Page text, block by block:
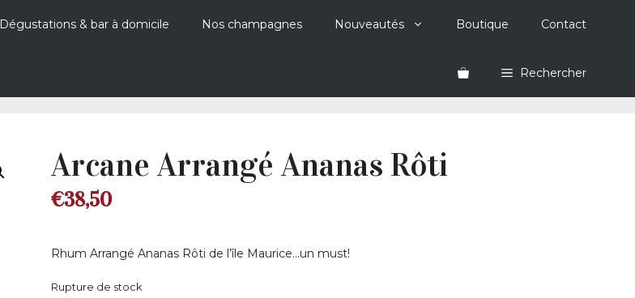
Dégustations & bar à domicile Nos champagnes Nouveautés Boutique Contact
Rechercher
Arcane Arrangé Ananas Rôti
€38,50
Rhum Arrangé Ananas Rôti de l’île Maurice…un must!
Rupture de stock